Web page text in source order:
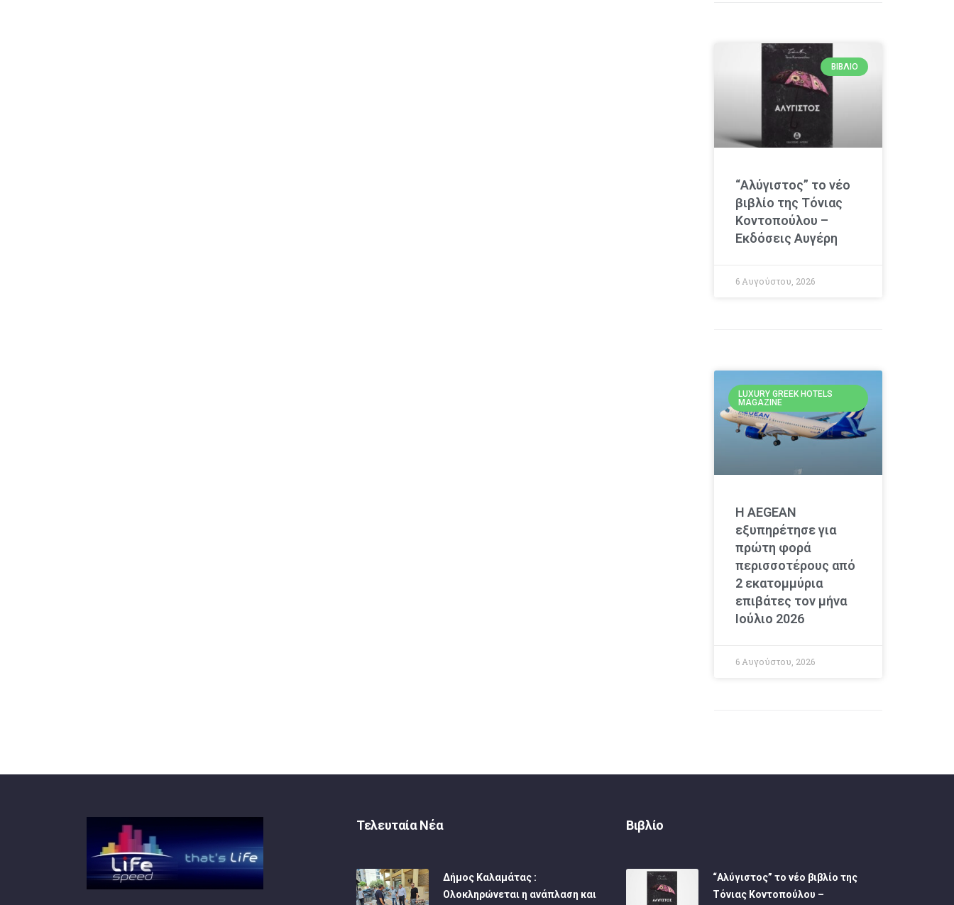
ΒΙΒΛΊΟ
“Αλύγιστος” το νέο
βιβλίο της Τόνιας
Κοντοπούλου –
Εκδόσεις Αυγέρη
6 Αυγούστου, 2026
LUXURY GREEK HOTELS
MAGAZINE
Η AEGEAN
εξυπηρέτησε για
πρώτη φορά
περισσοτέρους από
2 εκατομμύρια
επιβάτες τον μήνα
Ιούλιο 2026
6 Αυγούστου, 2026
Τελευταία Νέα
Δήμος Καλαμάτας :
Ολοκληρώνεται η ανάπλαση και
Βιβλίο
“Αλύγιστος” το νέο βιβλίο της
Τόνιας Κοντοπούλου –